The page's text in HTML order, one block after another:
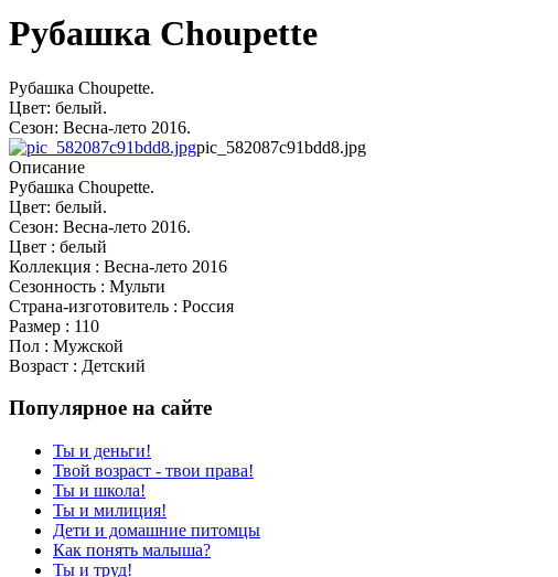
Рубашка Choupette
Рубашка Choupette.
Цвет: белый.
Сезон: Весна-лето 2016.
pic_582087c91bdd8.jpg
Описание
Рубашка Choupette.
Цвет: белый.
Сезон: Весна-лето 2016.
Цвет : белый
Коллекция : Весна-лето 2016
Сезонность : Мульти
Страна-изготовитель : Россия
Размер : 110
Пол : Мужской
Возраст : Детский
Популярное на сайте
Ты и деньги!
Твой возраст - твои права!
Ты и школа!
Ты и милиция!
Дети и домашние питомцы
Как понять малыша?
Ты и труд!